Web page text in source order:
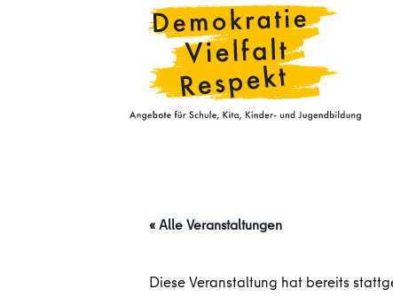
« Alle Veranstaltungen
Diese Veranstaltung hat bereits